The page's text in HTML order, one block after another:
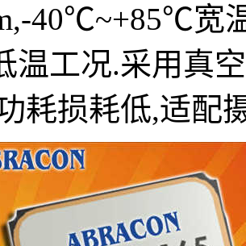
40℃~+85℃宽
温工况.采用真
耗损耗低,适配